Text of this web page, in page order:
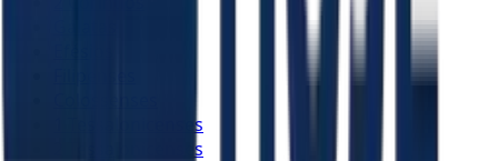
1 Tessalonicenses
2 Tessalonicenses